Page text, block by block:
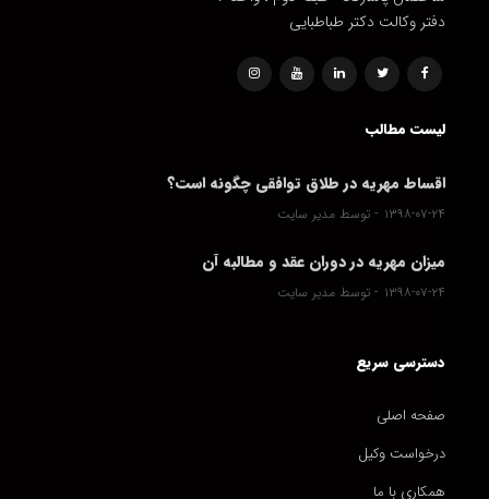
دفتر وکالت دکتر طباطبایی
لیست مطالب
اقساط مهریه در طلاق توافقی چگونه است؟
۱۳۹۸-۰۷-۲۴ توسط مدیر سایت
میزان مهریه در دوران عقد و مطالبه آن
۱۳۹۸-۰۷-۲۴ توسط مدیر سایت
دسترسی سریع
صفحه اصلی
درخواست وکیل
همکاری با ما